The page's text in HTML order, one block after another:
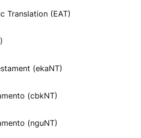
Translation (EAT)
(ekaNT)
(cbkNT)
(nguNT)